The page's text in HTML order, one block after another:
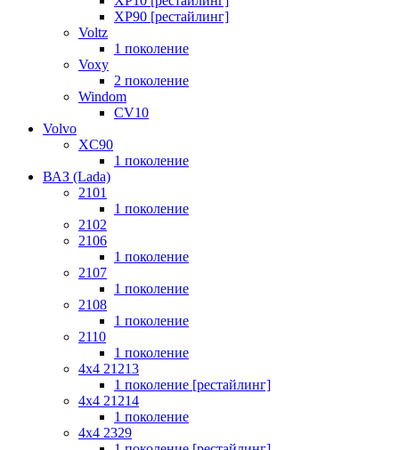
XP90 [рестайлинг]
Voltz
1 поколение
Voxy
2 поколение
Windom
СV10
Volvo
XC90
1 поколение
ВАЗ (Lada)
2101
1 поколение
2102
2106
1 поколение
2107
1 поколение
2108
1 поколение
2110
1 поколение
4x4 21213
1 поколение [рестайлинг]
4x4 21214
1 поколение
4x4 2329